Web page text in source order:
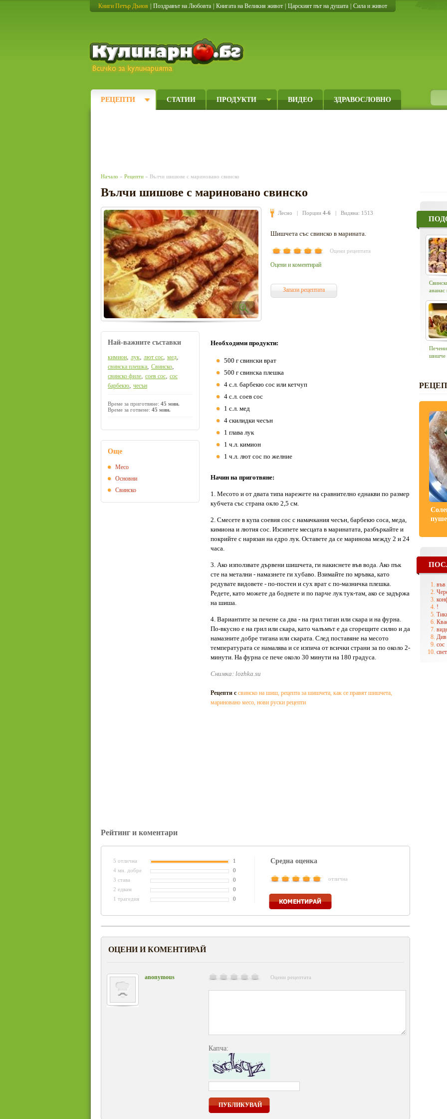
Книги Петър Дънов Поздравът на Любовта Книгата на Великия живот Царският път на душата Сила и живот
РЕЦЕПТИ СТАТИИ ПРОДУКТИ ВИДЕО ЗДРАВОСЛОВНО
Начало » Рецепти » Вълчи шишове с мариновано свинско
Вълчи шишове с мариновано свинско
Лесно | Порции 4-6 | Видяна: 1513
Шишчета със свинско в марината.
Оцени рецептата
Оцени и коментирай
Запази рецептата
Необходими продукти:
500 г свински врат
500 г свинска плешка
4 с.л. барбекю сос или кетчуп
4 с.л. соев сос
1 с.л. мед
4 скилидки чесън
1 глава лук
1 ч.л. кимион
1 ч.л. лют сос по желние
Начин на приготвяне:
1. Месото и от двата типа нарежете на сравнително еднакви по размер
кубчета със страна окло 2,5 см.
2. Смесете в купа соевия сос с намачкания чесън, барбекю соса, меда,
кимиона и лютия сос. Изсипете месцата в маринатата, разбъркайте и
покрийте с нарязан на едро лук. Оставете да се маринова между 2 и 24
часа.
3. Ако използвате дървени шишчета, ги накиснете във вода. Ако пък
сте на метални - намазнете ги хубаво. Взимайте по мръвка, като
редувате видовете - по-постен и сух врат с по-мазничка плешка.
Редете, като можете да боднете и по парче лук тук-там, ако се задържа
на шиша.
4. Вариантите за печене са два - на грил тиган или скара и на фурна.
По-вкусно е на грил или скара, като чалъмът е да сгорещите силно и да
намазните добре тигана или скарата. След поставяне на месото
температурата се намалява и се изпича от всички страни за по около 2-
минути. На фурна се пече около 30 минути на 180 градуса.
Снимка: lozhka.su
Рецепти с свинско на шиш, рецепта за шишчета, как се правят шишчета,
мариновано месо, нови руски рецепти
Най-важните съставки
кимион, лук, лют сос, мед,
свинска плешка, Свинско,
свинско филе, соев сос, сос
барбекю, чесън
Време за приготвяне: 45 мин.
Време за готвене: 45 мин.
Още
Месо
Основни
Свинско
Рейтинг и коментари
5 отлична
1
4 мн. добре
0
3 става
0
2 едвам
0
1 трагедия
0
Средна оценка
отлична
ОЦЕНИ И КОМЕНТИРАЙ
anonymous Оцени рецептата
Капча:
ПУБЛИКУВАЙ
ананас
шишче
във
!
Див
сос